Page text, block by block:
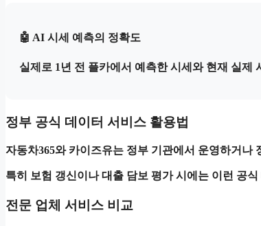
🤖 AI 시세 예측의 정확도
실제로 1년 전 플카에서 예측한 시세와 현재 실제
정부 공식 데이터 서비스 활용법
자동차365와 카이즈유는 정부 기관에서 운영하거나
특히 보험 갱신이나 대출 담보 평가 시에는 이런 공
전문 업체 서비스 비교